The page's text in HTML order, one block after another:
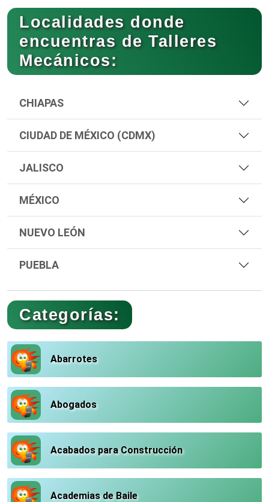
Localidades donde
encuentras de Talleres
Mecánicos:
CHIAPAS
CIUDAD DE MÉXICO (CDMX)
JALISCO
MÉXICO
NUEVO LEÓN
PUEBLA
Categorías:
Abarrotes
Abogados
Acabados para Construcción
Academias de Baile